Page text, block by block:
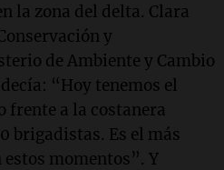
la zona del delta. Clara
y
de Ambiente y Cambio
“Hoy tenemos el
frente a la costanera
brigadistas. Es el más
estos momentos”. Y